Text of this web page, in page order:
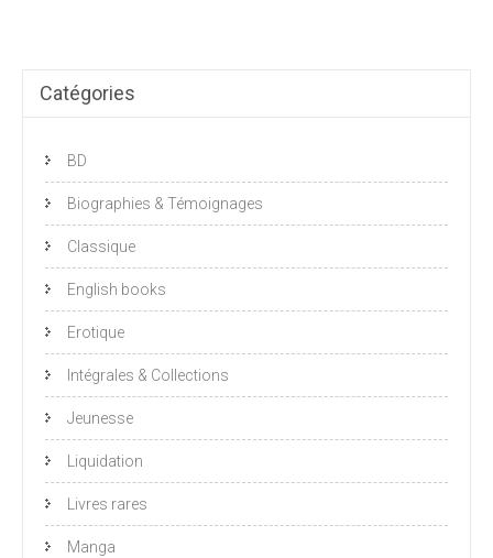
Catégories
BD
Biographies & Témoignages
Classique
English books
Erotique
Intégrales & Collections
Jeunesse
Liquidation
Livres rares
Manga